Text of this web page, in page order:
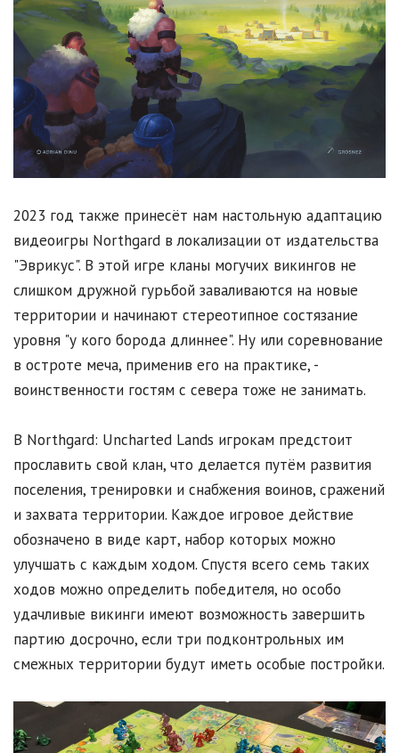
2023 год также принесёт нам настольную адаптацию
видеоигры Northgard в локализации от издательства
"Эврикус". В этой игре кланы могучих викингов не
слишком дружной гурьбой заваливаются на новые
территории и начинают стереотипное состязание
уровня "у кого борода длиннее". Ну или соревнование
в остроте меча, применив его на практике, -
воинственности гостям с севера тоже не занимать.
В Northgard: Uncharted Lands игрокам предстоит
прославить свой клан, что делается путём развития
поселения, тренировки и снабжения воинов, сражений
и захвата территории. Каждое игровое действие
обозначено в виде карт, набор которых можно
улучшать с каждым ходом. Спустя всего семь таких
ходов можно определить победителя, но особо
удачливые викинги имеют возможность завершить
партию досрочно, если три подконтрольных им
смежных территории будут иметь особые постройки.